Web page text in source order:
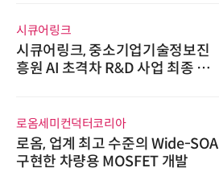
시큐어링크
시큐어링크, 중소기업기술정보진
흥원 AI 초격차 R&D 사업 최종 선
로옴세미컨덕터코리아
로옴, 업계 최고 수준의 Wide-SOA
구현한 차량용 MOSFET 개발